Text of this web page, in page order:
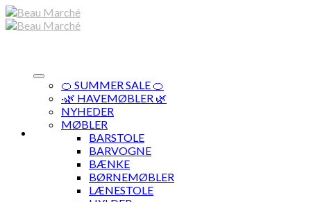
Skip
to
🍊 SUMMER SALE 🍊
·🌿 HAVEMØBLER 🌿
NYHEDER
MØBLER
BARSTOLE
BARVOGNE
BÆNKE
BØRNEMØBLER
LÆNESTOLE